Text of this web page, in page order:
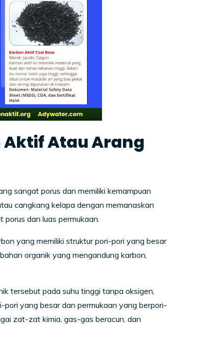
Atau Arang
sangat porus dan memiliki kemampuan
cangkang kelapa dengan memanaskan
dan luas permukaan.
yang memiliki struktur pori-pori yang besar
organik yang mengandung karbon,
tersebut pada suhu tinggi tanpa oksigen,
yang besar dan permukaan yang berpori-
zat-zat kimia, gas-gas beracun, dan